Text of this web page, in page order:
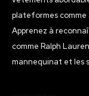
plateformes comme
Apprenez à
comme Ralph
mannequinat et les